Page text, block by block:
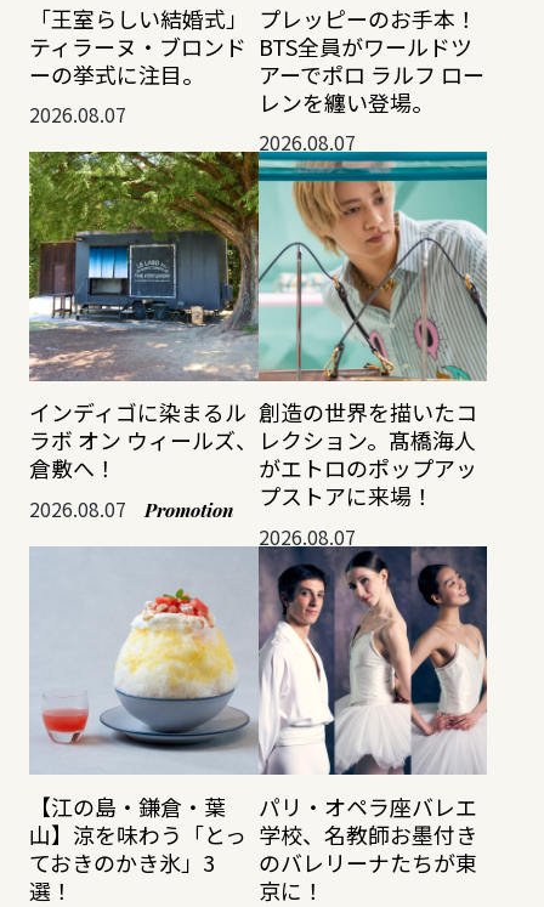
「王室らしい結婚式」
ティラーヌ・ブロンド
ーの挙式に注目。
2026.08.07
プレッピーのお手本！
BTS全員がワールドツ
アーでポロ ラルフ ロー
レンを纏い登場。
2026.08.07
インディゴに染まるル
ラボ オン ウィールズ、
倉敷へ！
2026.08.07 Promotion
創造の世界を描いたコ
レクション。髙橋海人
がエトロのポップアッ
プストアに来場！
2026.08.07
【江の島・鎌倉・葉
山】涼を味わう「とっ
ておきのかき氷」3
選！
パリ・オペラ座バレエ
学校、名教師お墨付き
のバレリーナたちが東
京に！